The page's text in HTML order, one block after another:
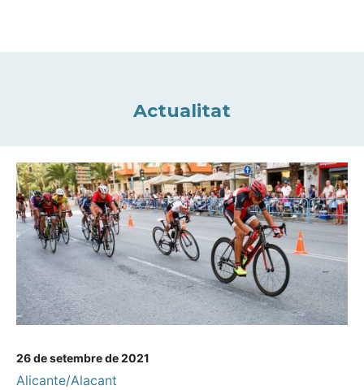
Actualitat
26 de setembre de 2021
Alicante/Alacant